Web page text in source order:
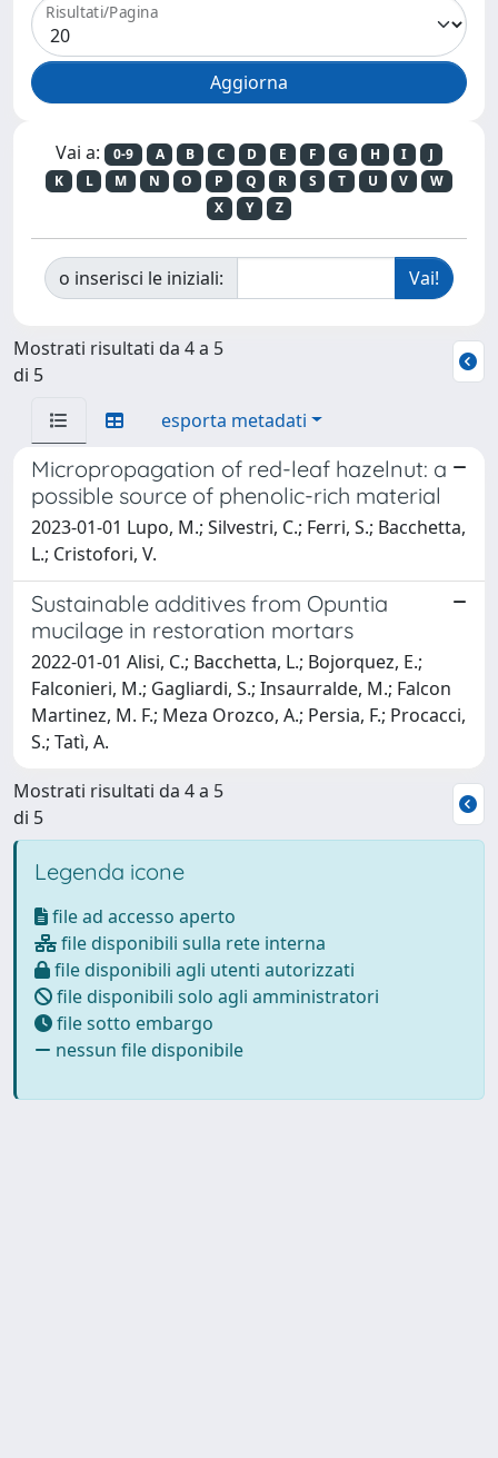
Risultati/Pagina
Vai a: 0-9 A B C D E F G H I
J
K
L M N O P Q R S T U V
W
X
Y Z
o inserisci le iniziali:
Mostrati risultati da 4 a 5
di 5
esporta metadati
Micropropagation of red-leaf hazelnut: a
possible source of phenolic-rich material
2023-01-01 Lupo, M.; Silvestri, C.; Ferri, S.; Bacchetta,
L.; Cristofori, V.
Sustainable additives from Opuntia
mucilage in restoration mortars
2022-01-01 Alisi, C.; Bacchetta, L.; Bojorquez, E.;
Falconieri, M.; Gagliardi, S.; Insaurralde, M.; Falcon
Martinez, M. F.; Meza Orozco, A.; Persia, F.; Procacci,
S.; Tatì, A.
Mostrati risultati da 4 a 5
di 5
Legenda icone
file ad accesso aperto
file disponibili sulla rete interna
file disponibili agli utenti autorizzati
file disponibili solo agli amministratori
file sotto embargo
nessun file disponibile